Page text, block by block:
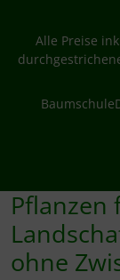
Alle Preise
Pflanzen
ohne